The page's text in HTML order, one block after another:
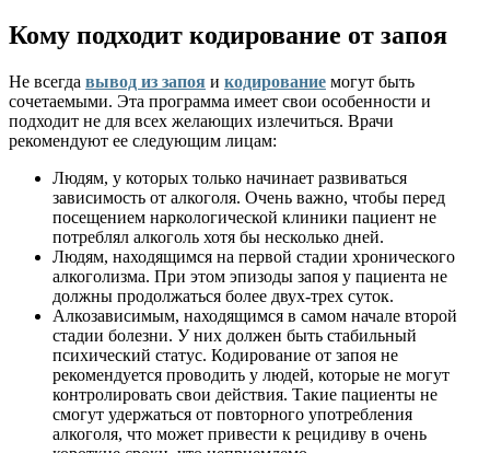
Кому подходит кодирование от запоя
Не всегда вывод из запоя и кодирование могут быть
сочетаемыми. Эта программа имеет свои особенности и
подходит не для всех желающих излечиться. Врачи
рекомендуют ее следующим лицам:
Людям, у которых только начинает развиваться
зависимость от алкоголя. Очень важно, чтобы перед
посещением наркологической клиники пациент не
потреблял алкоголь хотя бы несколько дней.
Людям, находящимся на первой стадии хронического
алкоголизма. При этом эпизоды запоя у пациента не
должны продолжаться более двух-трех суток.
Алкозависимым, находящимся в самом начале второй
стадии болезни. У них должен быть стабильный
психический статус. Кодирование от запоя не
рекомендуется проводить у людей, которые не могут
контролировать свои действия. Такие пациенты не
смогут удержаться от повторного употребления
алкоголя, что может привести к рецидиву в очень